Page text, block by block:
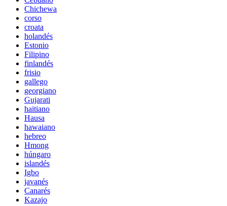
Chichewa
corso
croata
holandés
Estonio
Filipino
finlandés
frisio
gallego
georgiano
Gujarati
haitiano
Hausa
hawaiano
hebreo
Hmong
húngaro
islandés
Igbo
javanés
Canarés
Kazajo